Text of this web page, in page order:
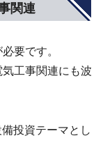
関連
要です。
工事関連にも波
投資テーマとし